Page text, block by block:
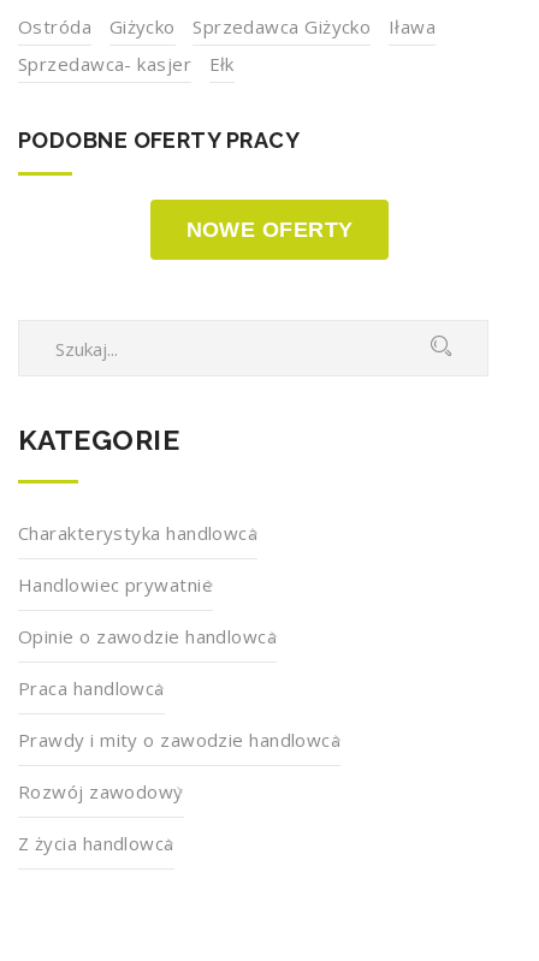
Ostróda Giżycko Sprzedawca Giżycko
Iława
Sprzedawca- kasjer
Ełk
PODOBNE OFERTY PRACY
NOWE OFERTY
KATEGORIE
Charakterystyka handlowca
Handlowiec prywatnie
Opinie o zawodzie handlowca
Praca handlowca
Prawdy i mity o zawodzie handlowca
Rozwój zawodowy
Z życia handlowca